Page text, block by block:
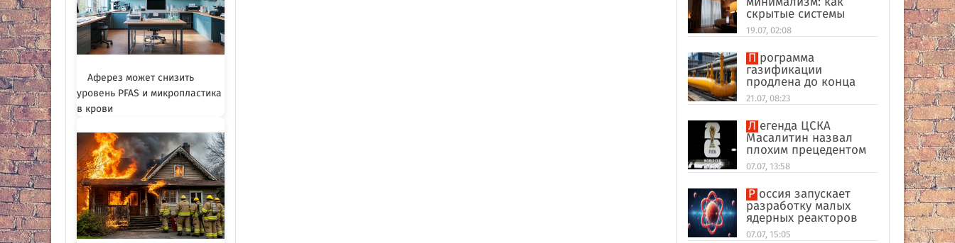
Аферез может снизить
уровень PFAS и микропластика
в крови
скрытые системы
делают интерьер
дороже
19.07, 02:08
Программа
газификации
продлена до конца
2026 года
21.07, 08:23
Легенда ЦСКА
Масалитин назвал
плохим прецедентом
звонок Трампа в
ФИФА на ЧМ-2026
07.07, 13:58
Россия запускает
разработку малых
ядерных реакторов
для Арктики и космоса
07.07, 15:05